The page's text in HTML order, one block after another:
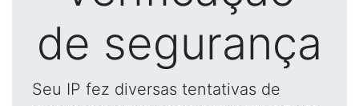
de segurança
Seu IP fez diversas tentativas de